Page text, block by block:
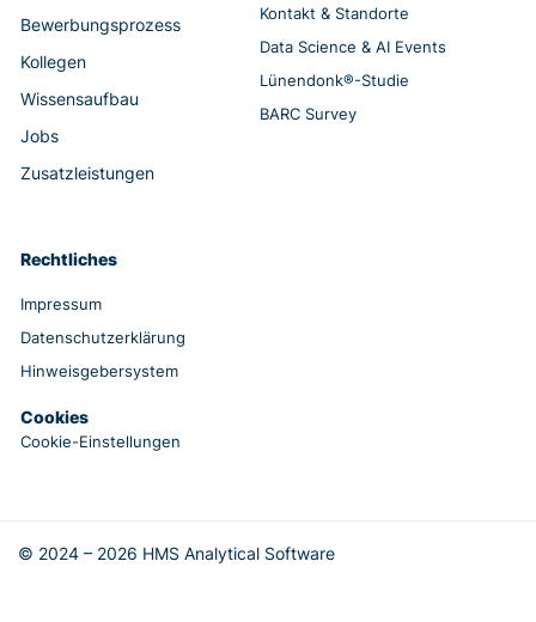
Bewerbungsprozess
Kollegen
Wissensaufbau
Jobs
Zusatzleistungen
Kontakt & Standorte
Data Science & AI Events
Lünendonk®-Studie
BARC Survey
Rechtliches
Impressum
Datenschutzerklärung
Hinweisgebersystem
Cookies
Cookie-Einstellungen
© 2024 – 2026 HMS Analytical Software